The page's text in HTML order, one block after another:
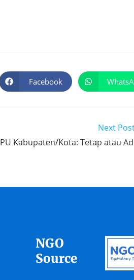
Facebook
Next
Kabupaten/Kota: Tetap atau
NGO
Source